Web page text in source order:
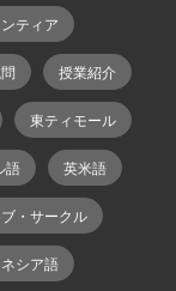
ティア
授業紹介
東ティモール
語 英米語
・サークル
シア語